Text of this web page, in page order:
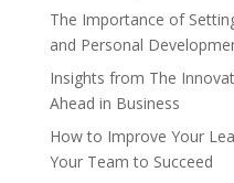
The Importance of
and Personal
Insights from The
Ahead in Business
How to Improve Your
Your Team to Succeed